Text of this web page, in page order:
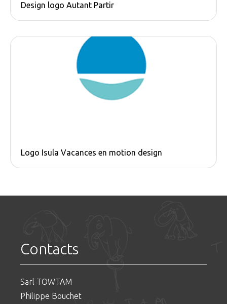
Design logo Autant Partir
Logo Isula Vacances en motion design
Contacts
Sarl TOWTAM
Philippe Bouchet